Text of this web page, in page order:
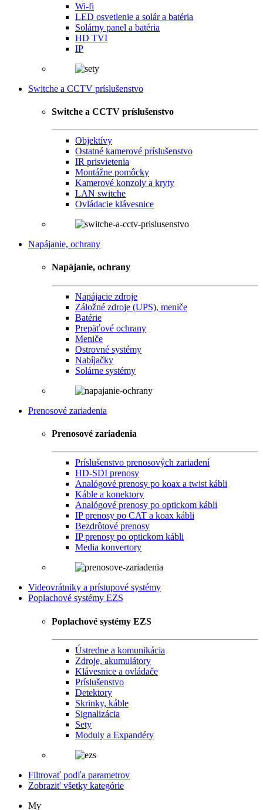
Wi-fi
LED osvetlenie a solár a batéria
Solárny panel a batéria
HD TVI
IP
Switche a CCTV príslušenstvo
Switche a CCTV príslušenstvo
Objektívy
Ostatné kamerové príslušenstvo
IR prisvietenia
Montážne pomôcky
Kamerové konzoly a kryty
LAN switche
Ovládacie klávesnice
Napájanie, ochrany
Napájanie, ochrany
Napájacie zdroje
Záložné zdroje (UPS), meniče
Batérie
Prepäťové ochrany
Meniče
Ostrovné systémy
Nabíjačky
Solárne systémy
Prenosové zariadenia
Prenosové zariadenia
Príslušenstvo prenosových zariadení
HD-SDI prenosy
Analógové prenosy po koax a twist kábli
Káble a konektory
Analógové prenosy po optickom kábli
IP prenosy po CAT a koax kábli
Bezdrôtové prenosy
IP prenosy po optickom kábli
Media konvertory
Videovrátniky a prístupové systémy
Poplachové systémy EZS
Poplachové systémy EZS
Ústredne a komunikácia
Zdroje, akumulátory
Klávesnice a ovládače
Príslušenstvo
Detektory
Skrinky, káble
Signalizácia
Sety
Moduly a Expandéry
Filtrovať podľa parametrov
Zobraziť všetky kategórie
My